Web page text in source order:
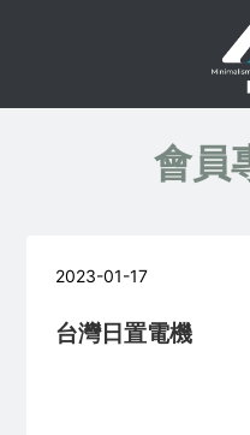
會員
2023-01-17
台灣日置電機